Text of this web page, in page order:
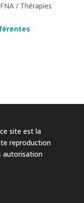
/ Thérapies
site est la
reproduction
autorisation